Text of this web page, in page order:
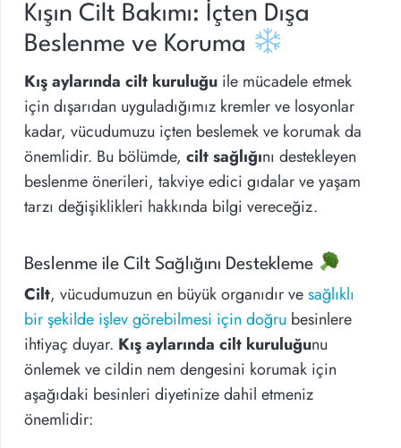
Kışın Cilt Bakımı: İçten Dışa
Beslenme ve Koruma
Kış aylarında cilt kuruluğu ile mücadele etmek
için dışarıdan uyguladığımız kremler ve losyonlar
kadar, vücudumuzu içten beslemek ve korumak da
önemlidir. Bu bölümde, cilt sağlığını destekleyen
beslenme önerileri, takviye edici gıdalar ve yaşam
tarzı değişiklikleri hakkında bilgi vereceğiz.
Beslenme ile Cilt Sağlığını Destekleme
Cilt, vücudumuzun en büyük organıdır vesağlıklı
bir şekilde işlev görebilmesi için doğru besinlere
ihtiyaç duyar. Kış aylarında cilt kuruluğunu
önlemek ve cildin nem dengesini korumak için
aşağıdaki besinleri diyetinize dahil etmeniz
önemlidir: